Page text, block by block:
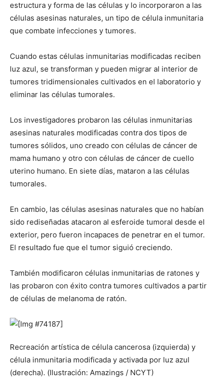
estructura y forma de las células y lo incorporaron a las
células asesinas naturales, un tipo de célula inmunitaria
que combate infecciones y tumores.
Cuando estas células inmunitarias modificadas reciben
luz azul, se transforman y pueden migrar al interior de
tumores tridimensionales cultivados en el laboratorio y
eliminar las células tumorales.
Los investigadores probaron las células inmunitarias
asesinas naturales modificadas contra dos tipos de
tumores sólidos, uno creado con células de cáncer de
mama humano y otro con células de cáncer de cuello
uterino humano. En siete días, mataron a las células
tumorales.
En cambio, las células asesinas naturales que no habían
sido rediseñadas atacaron al esferoide tumoral desde el
exterior, pero fueron incapaces de penetrar en el tumor.
El resultado fue que el tumor siguió creciendo.
También modificaron células inmunitarias de ratones y
las probaron con éxito contra tumores cultivados a partir
de células de melanoma de ratón.
Recreación artística de célula cancerosa (izquierda) y
célula inmunitaria modificada y activada por luz azul
(derecha). (Ilustración: Amazings / NCYT)